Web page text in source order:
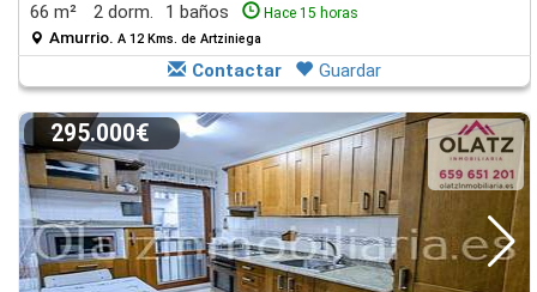
66 m² 2 dorm. 1 baños Hace 15 horas
Amurrio. A 12 Kms. de Artziniega
Contactar Guardar
295.000€